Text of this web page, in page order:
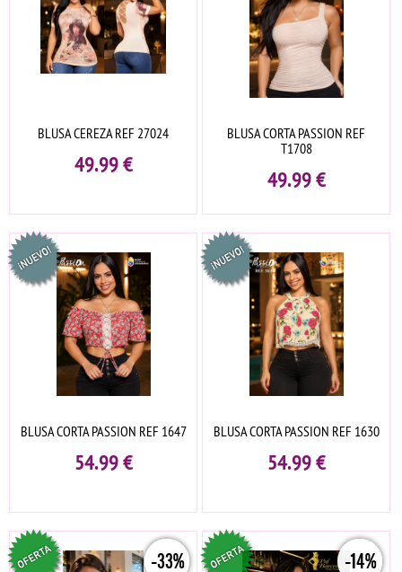
BLUSA CEREZA REF 27024
49.99€
BLUSA CORTA PASSION REF
T1708
49.99€
BLUSA CORTA PASSION REF 1647
54.99€
BLUSA CORTA PASSION REF 1630
54.99€
-33% -14%